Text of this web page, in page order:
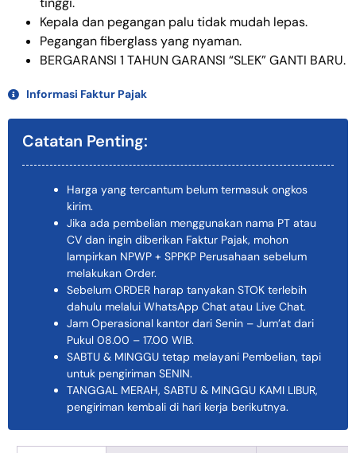
Kepala dan pegangan palu tidak mudah lepas.
Pegangan fiberglass yang nyaman.
BERGARANSI 1 TAHUN GARANSI “SLEK” GANTI BARU.
Informasi Faktur Pajak
Catatan Penting:
Harga yang tercantum belum termasuk ongkos
kirim.
Jika ada pembelian menggunakan nama PT atau
CV dan ingin diberikan Faktur Pajak, mohon
lampirkan NPWP + SPPKP Perusahaan sebelum
melakukan Order.
Sebelum ORDER harap tanyakan STOK terlebih
dahulu melalui WhatsApp Chat atau Live Chat.
Jam Operasional kantor dari Senin – Jum’at dari
Pukul 08.00 – 17.00 WIB.
SABTU & MINGGU tetap melayani Pembelian, tapi
untuk pengiriman SENIN.
TANGGAL MERAH, SABTU & MINGGU KAMI LIBUR,
pengiriman kembali di hari kerja berikutnya.